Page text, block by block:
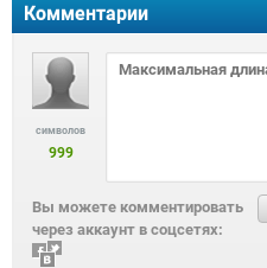
Комментарии
символов
999
Вы можете комментировать
через аккаунт в соцсетях: